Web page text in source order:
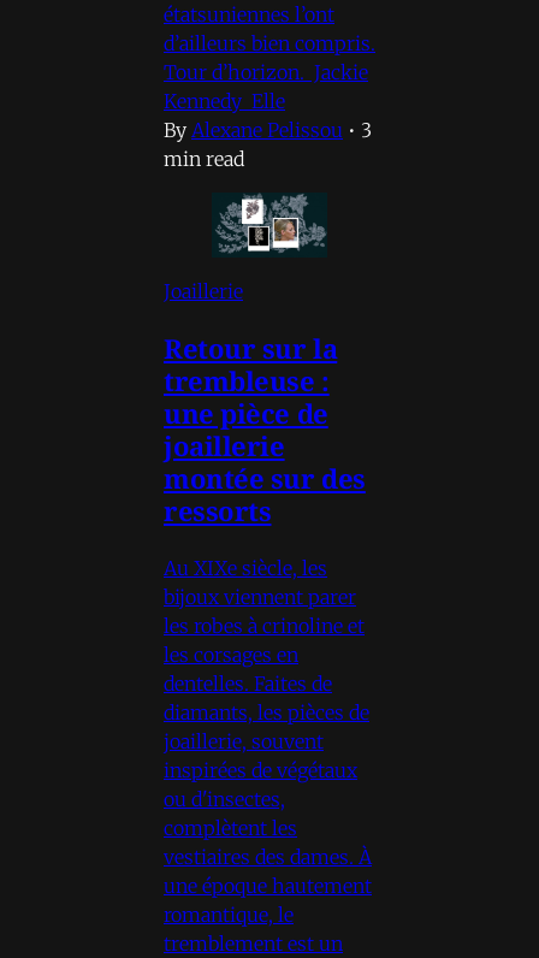
étatsuniennes l’ont
d’ailleurs bien compris.
Tour d’horizon. Jackie
Kennedy Elle
By Alexane Pelissou • 3
min read
Joaillerie
Retour sur la
trembleuse :
une pièce de
joaillerie
montée sur des
ressorts
Au XIXe siècle, les
bijoux viennent parer
les robes à crinoline et
les corsages en
dentelles. Faites de
diamants, les pièces de
joaillerie, souvent
inspirées de végétaux
ou d'insectes,
complètent les
vestiaires des dames. À
une époque hautement
romantique, le
tremblement est un